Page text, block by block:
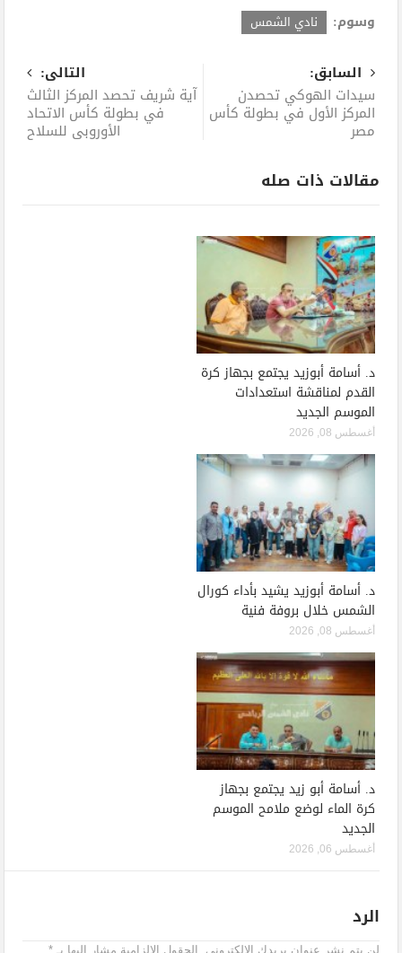
وسوم: نادي الشمس
السابق:
سيدات الهوكي تحصدن
المركز الأول في بطولة كأس
مصر
التالى:
آية شريف تحصد المركز الثالث
في بطولة كأس الاتحاد
الأوروبي للسلاح
مقالات ذات صله
د. أسامة أبوزيد يجتمع بجهاز كرة
القدم لمناقشة استعدادات
الموسم الجديد
أغسطس 08, 2026
د. أسامة أبوزيد يشيد بأداء كورال
الشمس خلال بروفة فنية
أغسطس 08, 2026
د. أسامة أبو زيد يجتمع بجهاز
كرة الماء لوضع ملامح الموسم
الجديد
أغسطس 06, 2026
الرد
لن يتم نشر عنوان بريدك الإلكتروني. الحقول الإلزامية مشار إليها بـ*